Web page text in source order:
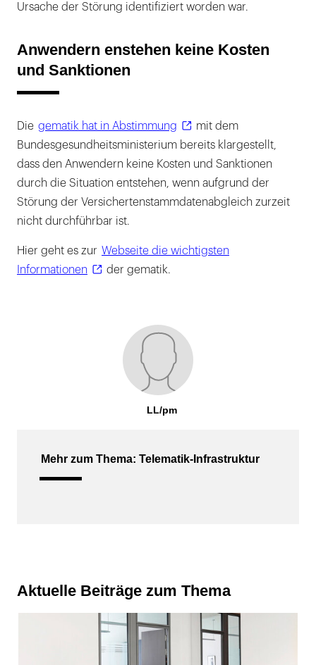
Ursache der Störung identifiziert worden war.
Anwendern enstehen keine Kosten
und Sanktionen
Die gematik hat in Abstimmung
mit dem
Bundesgesundheitsministerium bereits klargestellt,
dass den Anwendern keine Kosten und Sanktionen
durch die Situation entstehen, wenn aufgrund der
Störung der Versichertenstammdatenabgleich zurzeit
nicht durchführbar ist.
Hier geht es zur Webseite die wichtigsten
Informationen
der gematik.
LL/pm
Mehr zum Thema: Telematik-Infrastruktur
Aktuelle Beiträge zum Thema